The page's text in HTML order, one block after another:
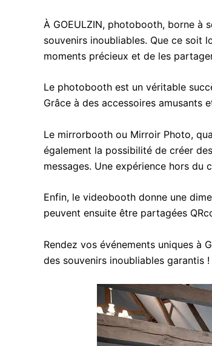
À GOEULZIN, photobooth, borne à
souvenirs inoubliables. Que ce soit
moments précieux et de les
Le photobooth est un véritable
Grâce à des accessoires amusants
Le mirrorbooth ou Mirroir Photo,
également la possibilité de créer
messages. Une expérience hors du
Enfin, le videobooth donne une
peuvent ensuite être partagées
Rendez vos événements uniques à
des souvenirs inoubliables garantis !